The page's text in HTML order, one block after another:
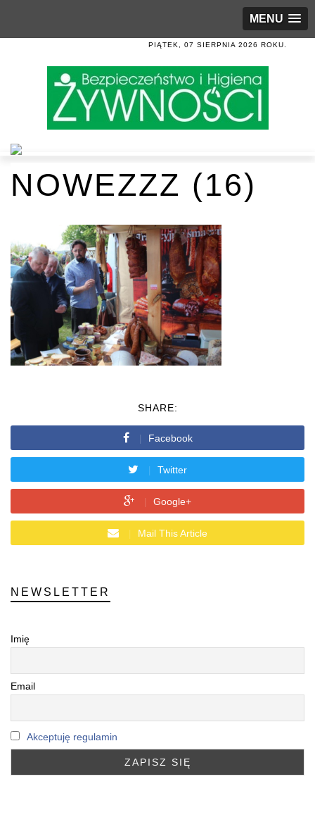
MENU
PIĄTEK, 07 SIERPNIA 2026 ROKU.
NOWEZZZ (16)
SHARE:
Facebook
Twitter
Google+
Mail This Article
NEWSLETTER
Imię
Email
Akceptuję regulamin